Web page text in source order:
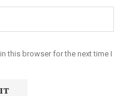
this browser for the next time I